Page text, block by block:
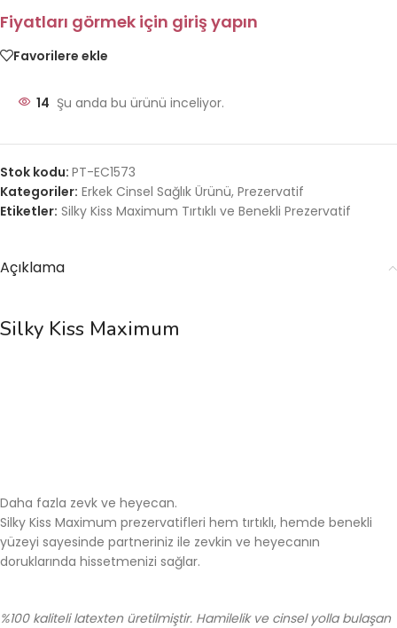
Fiyatları görmek için giriş yapın
Favorilere ekle
14 Şu anda bu ürünü inceliyor.
Stok kodu: PT-EC1573
Kategoriler: Erkek Cinsel Sağlık Ürünü, Prezervatif
Etiketler: Silky Kiss Maximum Tırtıklı ve Benekli Prezervatif
Açıklama
Silky Kiss Maximum
Daha fazla zevk ve heyecan.
Silky Kiss Maximum prezervatifleri hem tırtıklı, hemde benekli
yüzeyi sayesinde partneriniz ile zevkin ve heyecanın
doruklarında hissetmenizi sağlar.
%100 kaliteli latexten üretilmiştir. Hamilelik ve cinsel yolla bulaşan